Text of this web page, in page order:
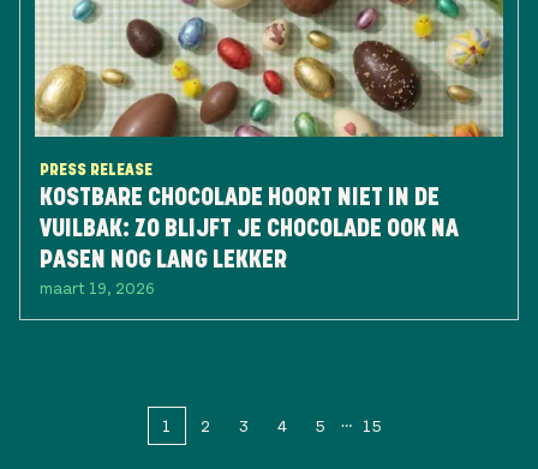
PRESS RELEASE
KOSTBARE CHOCOLADE HOORT NIET IN DE
VUILBAK: ZO BLIJFT JE CHOCOLADE OOK NA
PASEN NOG LANG LEKKER
maart 19, 2026
1 2 3 4 5 15